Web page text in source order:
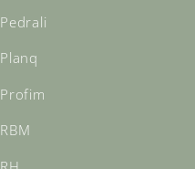
Pedrali
Planq
Profim
RBM